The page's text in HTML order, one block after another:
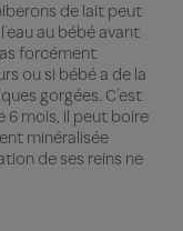
de lait peut
au bébé avant
forcément
ou si bébé a de la
gorgées. C’est
6 mois, il peut boire
minéralisée
de ses reins ne